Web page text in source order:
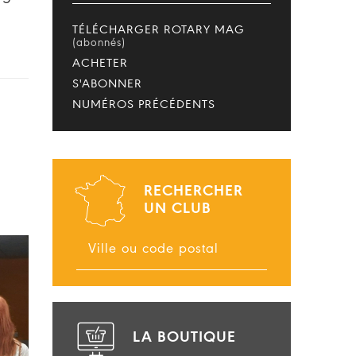
TÉLÉCHARGER ROTARY MAG
(abonnés)
ACHETER
S'ABONNER
NUMÉROS PRÉCÉDENTS
RECHERCHER
UN CLUB
LA BOUTIQUE